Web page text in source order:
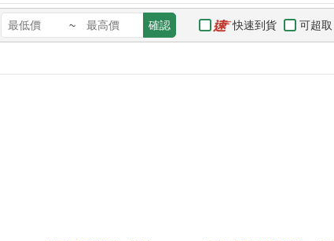
~ 確認 快速到貨 可超取